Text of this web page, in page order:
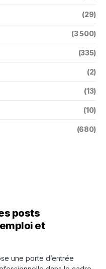
(29)
(3 500)
(335)
(2)
(13)
(10)
(680)
posts
et
une porte d’entrée